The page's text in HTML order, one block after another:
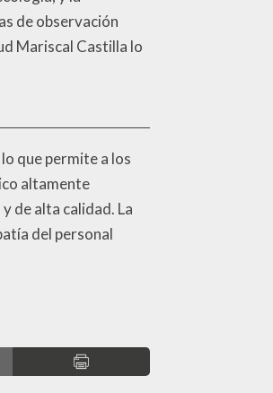
de observación
Mariscal Castilla lo
que permite a los
altamente
de alta calidad. La
del personal